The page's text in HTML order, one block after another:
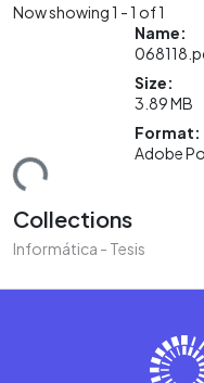
Now showing1 - 1 of 1
Name:
Size:
3.89 MB
Format:
Adobe
Collections
Informática - Tesis